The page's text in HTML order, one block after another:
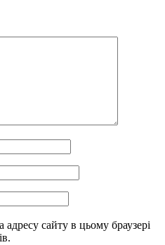
адресу сайту в цьому браузері